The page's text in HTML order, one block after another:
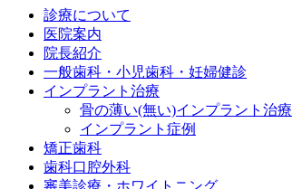
診療について
医院案内
院長紹介
一般歯科・小児歯科・妊婦健診
インプラント治療
骨の薄い(無い)インプラント治療
インプラント症例
矯正歯科
歯科口腔外科